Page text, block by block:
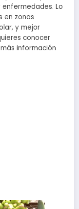
Lo
en zonas
y mejor
conocer
información